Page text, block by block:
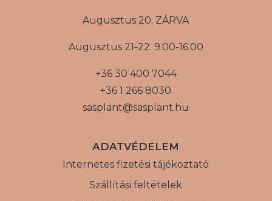
Augusztus 20. ZÁRVA
Augusztus 21-22. 9.00-16.00
+36 30 400 7044
+36 1 266 8030
sasplant@sasplant.hu
ADATVÉDELEM
Internetes fizetési tájékoztató
Szállítási feltételek